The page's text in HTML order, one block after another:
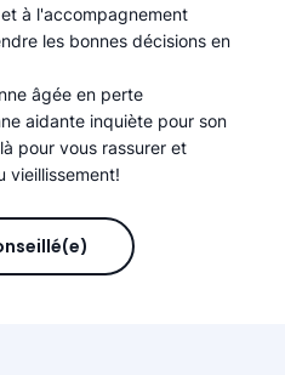
à l'accompagnement
les bonnes décisions en
âgée en perte
aidante inquiète pour son
pour vous rassurer et
vieillissement!